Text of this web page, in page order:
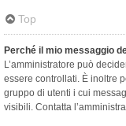
Top
Perché il mio messaggio
L’amministratore può
essere controllati. È inoltre
gruppo di utenti i cui
visibili. Contatta